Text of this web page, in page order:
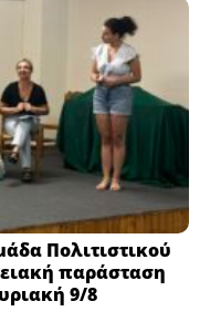
Πολιτιστικού
παράσταση
9/8